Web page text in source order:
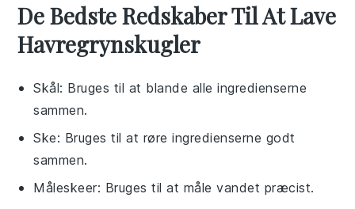
De Bedste Redskaber Til At Lave
Havregrynskugler
Skål: Bruges til at blande alle ingredienserne
sammen.
Ske: Bruges til at røre ingredienserne godt
sammen.
Måleskeer: Bruges til at måle vandet præcist.